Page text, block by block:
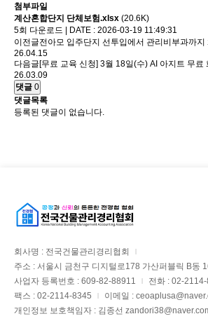
첨부파일
계산혼합단지 단체보험.xlsx (20.6K)
5회 다운로드 | DATE : 2026-03-19 11:49:31
이전글전아모 입주단지 선투입에서 관리비부과까지
26.04.15
다음글[무료 교육 신청] 3월 18일(수) AI 아지트 무료
26.03.09
댓글 0
댓글목록
등록된 댓글이 없습니다.
회사명 : 전국건물관리경리협회
주소 : 서울시 금천구 디지털로178 가산퍼블릭 B동
사업자 등록번호 : 609-82-88911
전화 : 02-
팩스 : 02-2114-8345
이메일 :
개인정보 보호책임자 : 김종선